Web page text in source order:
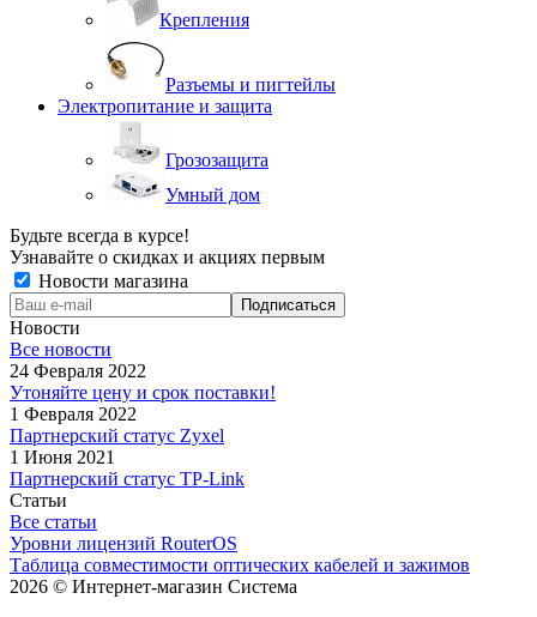
Крепления
Разъемы и пигтейлы
Электропитание и защита
Грозозащита
Умный дом
Будьте всегда в курсе!
Узнавайте о скидках и акциях первым
Новости магазина
Новости
Все новости
24 Февраля 2022
Утоняйте цену и срок поставки!
1 Февраля 2022
Партнерский статус Zyxel
1 Июня 2021
Партнерский статус TP-Link
Статьи
Все статьи
Уровни лицензий RouterOS
Таблица совместимости оптических кабелей и зажимов
2026 © Интернет-магазин Система